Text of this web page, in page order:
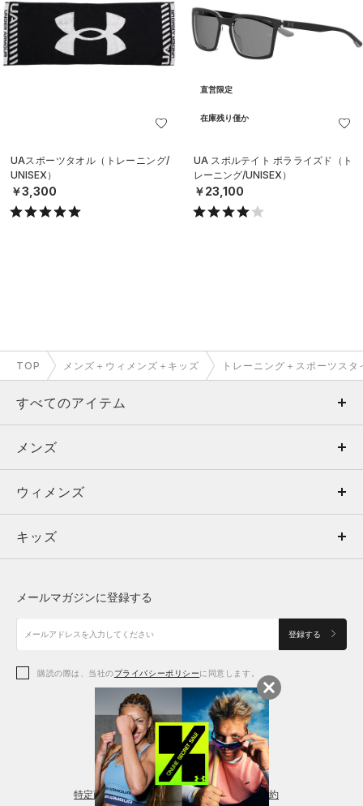
UAスポーツタオル（トレーニング/
UNISEX）
￥3,300
直営限定
在庫残り僅か
UA スポルテイト ポラライズド（ト
レーニング/UNISEX）
￥23,100
TOP メンズ＋ウィメンズ＋キッズ トレーニング＋スポーツスタ
すべてのアイテム
メンズ
ウィメンズ
キッズ
アクセサリー
メンズ
トップス
ボトムス
アクセサリー
ウィメンズ
トップス
シューズ
アクセサリー
レギンス＆タイツ
キッズ
シューズ
メールマガジンに登録する
登録する
購読の際は、当社のプライバシーポリシーに同意します。
特定商取引法に基づく通販の表記 会員規約